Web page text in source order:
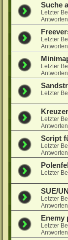
Suche
Letzter
Letzter
Letzter
Letzter
Letzter
Script
Letzter
Letzter
SUE/
Letzter
Enemy
Letzter